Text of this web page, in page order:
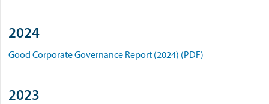
2024
Good Corporate Governance Report (2024) (PDF)
2023